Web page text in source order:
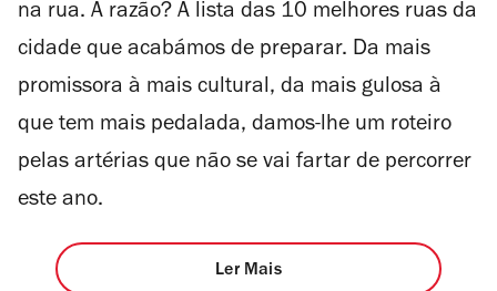
na rua. A razão? A lista das 10 melhores ruas da
cidade que acabámos de preparar. Da mais
promissora à mais cultural, da mais gulosa à
que tem mais pedalada, damos-lhe um roteiro
pelas artérias que não se vai fartar de percorrer
este ano.
Ler Mais